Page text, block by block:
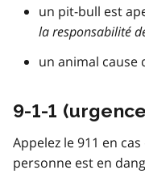
un pit-bull est
la responsabilité
un animal cause
9-1-1
Appelez le 911 en
personne est en